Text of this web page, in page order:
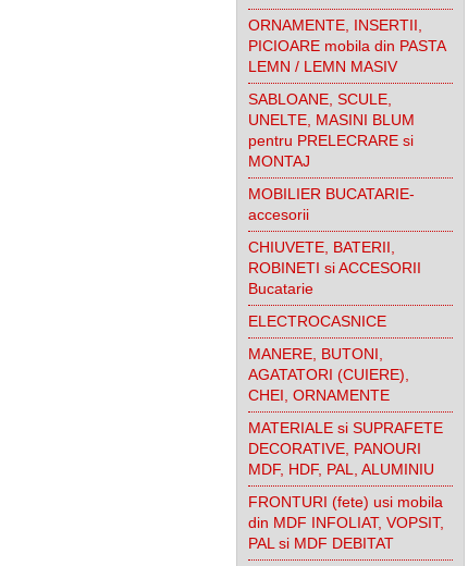
ORNAMENTE, INSERTII,
PICIOARE mobila din PASTA
LEMN / LEMN MASIV
SABLOANE, SCULE,
UNELTE, MASINI BLUM
pentru PRELECRARE si
MONTAJ
MOBILIER BUCATARIE-
accesorii
CHIUVETE, BATERII,
ROBINETI si ACCESORII
Bucatarie
ELECTROCASNICE
MANERE, BUTONI,
AGATATORI (CUIERE),
CHEI, ORNAMENTE
MATERIALE si SUPRAFETE
DECORATIVE, PANOURI
MDF, HDF, PAL, ALUMINIU
FRONTURI (fete) usi mobila
din MDF INFOLIAT, VOPSIT,
PAL si MDF DEBITAT